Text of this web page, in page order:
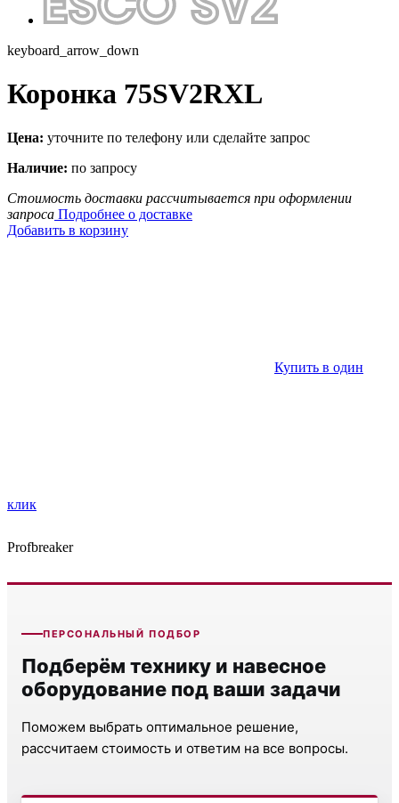
keyboard_arrow_down
Коронка 75SV2RXL
Цена: уточните по телефону или сделайте запрос
Наличие: по запросу
Стоимость доставки рассчитывается при оформлении
запроса Подробнее о доставке
Добавить в корзину
Купить в один
клик
Profbreaker
ПЕРСОНАЛЬНЫЙ ПОДБОР
Подберём технику и навесное
оборудование под ваши задачи
Поможем выбрать оптимальное решение,
рассчитаем стоимость и ответим на все вопросы.